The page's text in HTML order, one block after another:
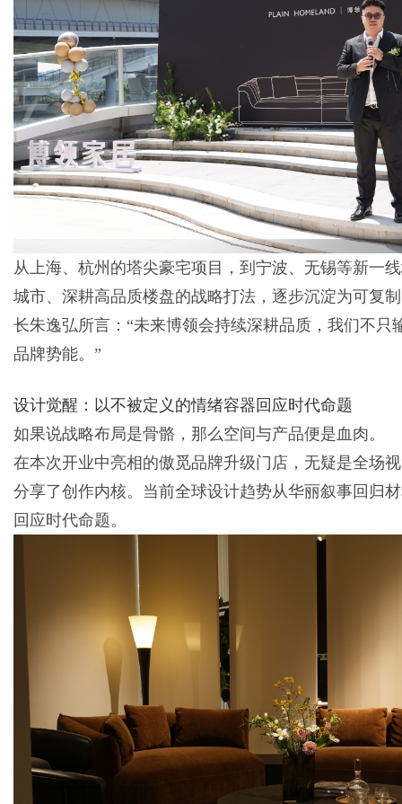
从上海、杭州的塔尖豪宅项目，到宁波、无锡等新一
城市、深耕高品质楼盘的战略打法，逐步沉淀为可复
长朱逸弘所言：“未来博领会持续深耕品质，我们不
品牌势能。”
设计觉醒：以不被定义的情绪容器回应时代命题
如果说战略布局是骨骼，那么空间与产品便是血肉。
在本次开业中亮相的傲觅品牌升级门店，无疑是全场
分享了创作内核。当前全球设计趋势从华丽叙事回归
回应时代命题。